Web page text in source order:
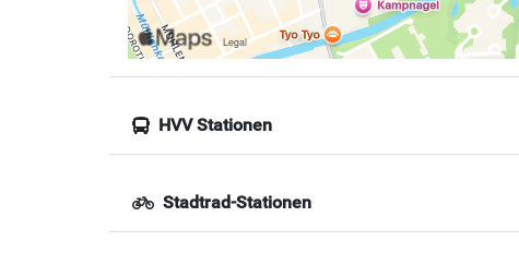
HVV Stationen
Stadtrad-Stationen